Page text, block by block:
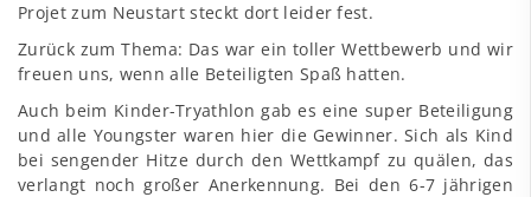
Projet zum Neustart steckt dort leider fest.
Zurück zum Thema: Das war ein toller Wettbewerb und wir
freuen uns, wenn alle Beteiligten Spaß hatten.
Auch beim Kinder-Tryathlon gab es eine super Beteiligung
und alle Youngster waren hier die Gewinner. Sich als Kind
bei sengender Hitze durch den Wettkampf zu quälen, das
verlangt noch großer Anerkennung. Bei den 6-7 jährigen